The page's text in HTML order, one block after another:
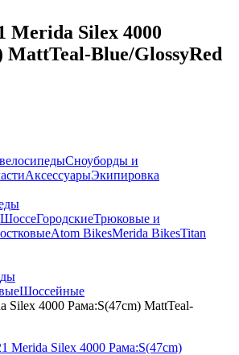
Merida Silex 4000
MattTeal-Blue/GlossyRed
Cноуборды и
АксессуарыЭкипировка
ШоссеГородскиеТрюковые и
Atom BikesMerida BikesTitan
Шоссейные
Silex 4000 Рама:S(47cm) MattTeal-